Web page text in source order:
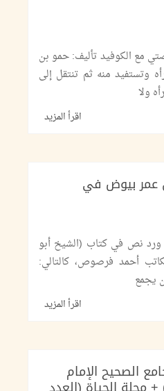
مع الكوفيد تأليف: حمو بن
وتستفيد منه ثم تنتقل إلى
ولا
اقرأ المزيد
عمر بيوض في
ورد نص في كتاب (الشيخ أبو
أحمد فرصوص، كالتالي:
يجمع
اقرأ المزيد
الصحيح الإمام